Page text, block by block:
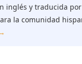
inglés y traducida
la comunidad